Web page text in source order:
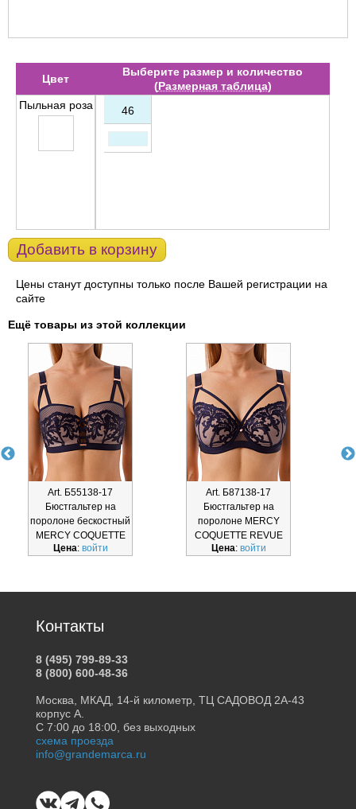
Цвет
Выберите размер и количество
(Размерная таблица)
Пыльная роза
46
Добавить в корзину
Цены станут доступны только после Вашей регистрации на
сайте
Ещё товары из этой коллекции
Art. Б55138-17
Бюстгальтер на
поролоне бескостный
MERCY COQUETTE
REVUE Б5
Цена: войти
Art. Б87138-17
Бюстгальтер на
поролоне MERCY
COQUETTE REVUE
Б87138-17
Цена: войти
Контакты
8 (495) 799-89-33
8 (800) 600-48-36
Москва, МКАД, 14-й километр, ТЦ САДОВОД 2А-43
корпус А.
С 7:00 до 18:00, без выходных
схема проезда
info@grandemarca.ru